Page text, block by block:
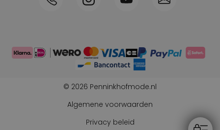
© 2026 Penninkhofmode.nl
Algemene voorwaarden
Privacy beleid